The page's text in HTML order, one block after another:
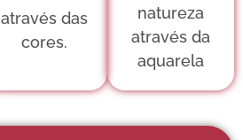
através das
cores.
natureza
através da
aquarela